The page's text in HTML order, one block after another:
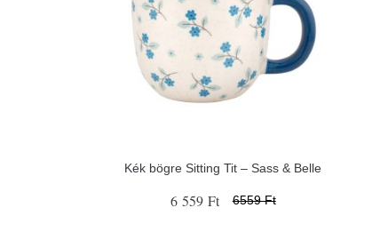
Kék bögre Sitting Tit – Sass & Belle
6 559 Ft 6559 Ft